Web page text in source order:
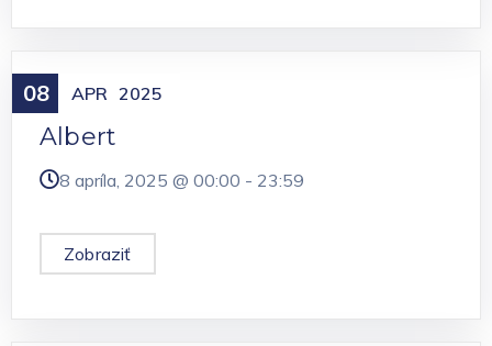
08 APR 2025
Meniny
Albert
8 apríla, 2025 @ 00:00 - 23:59
Zobraziť